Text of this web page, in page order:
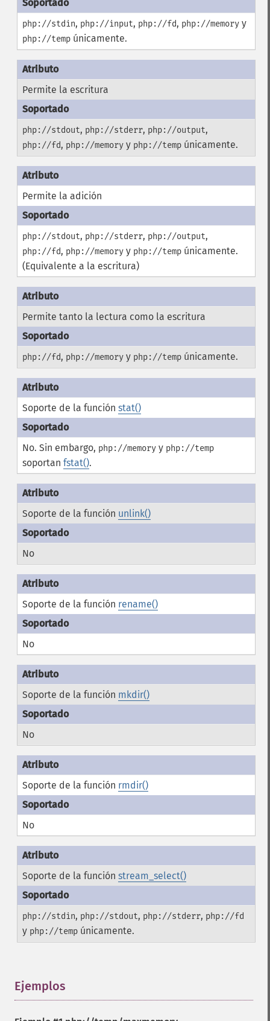
php://stdin, php://input, php://fd, php://memoryy
php://tempúnicamente.
Permite la escritura
php://stdout, php://stderr, php://output,
php://fd, php://memoryy php://tempúnicamente.
Permite la adición
php://stdout, php://stderr, php://output,
php://fd, php://memoryy php://tempúnicamente.
(Equivalente a la escritura)
Permite tanto la lectura como la escritura
php://fd, php://memoryy php://tempúnicamente.
Soporte de la función stat()
No. Sin embargo, php://memoryy php://temp
soportan fstat().
Soporte de la función unlink()
No
Soporte de la función rename()
No
Soporte de la función mkdir()
No
Soporte de la función rmdir()
No
Soporte de la función stream_select()
php://stdin, php://stdout, php://stderr, php://fd
y php://tempúnicamente.
Ejemplos